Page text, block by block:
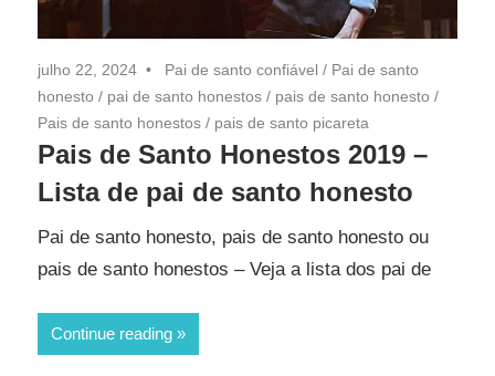
julho 22, 2024 Pai de santo confiável / Pai de santo
honesto / pai de santo honestos / pais de santo honesto /
Pais de santo honestos / pais de santo picareta
Pais de Santo Honestos 2019 –
Lista de pai de santo honesto
Pai de santo honesto, pais de santo honesto ou
pais de santo honestos – Veja a lista dos pai de
Continue reading